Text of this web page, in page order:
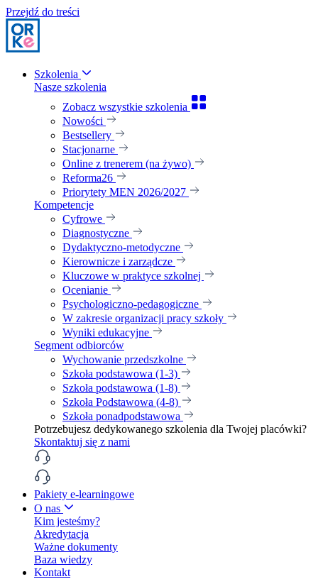
Przejdź do treści
Szkolenia
Nasze szkolenia
Zobacz wszystkie szkolenia
Nowości
Bestsellery
Stacjonarne
Online z trenerem (na żywo)
Reforma26
Priorytety MEN 2026/2027
Kompetencje
Cyfrowe
Diagnostyczne
Dydaktyczno-metodyczne
Kierownicze i zarządcze
Kluczowe w praktyce szkolnej
Ocenianie
Psychologiczno-pedagogiczne
W zakresie organizacji pracy szkoły
Wyniki edukacyjne
Segment odbiorców
Wychowanie przedszkolne
Szkoła podstawowa (1-3)
Szkoła podstawowa (1-8)
Szkoła Podstawowa (4-8)
Szkoła ponadpodstawowa
Potrzebujesz dedykowanego szkolenia dla Twojej placówki?
Skontaktuj się z nami
Pakiety e-learningowe
O nas
Kim jesteśmy?
Akredytacja
Ważne dokumenty
Baza wiedzy
Kontakt